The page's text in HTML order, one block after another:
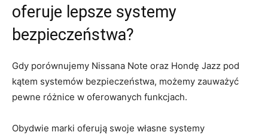
oferuje ⁤lepsze systemy⁤
bezpieczeństwa?
Gdy porównujemy Nissana Note oraz Hondę⁣ Jazz‌ pod
kątem systemów ⁤bezpieczeństwa, możemy zauważyć
pewne różnice w ‍oferowanych ​funkcjach.
Obydwie marki oferują swoje własne systemy